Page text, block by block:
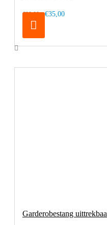
€99,00 €35,00
Garderobestang